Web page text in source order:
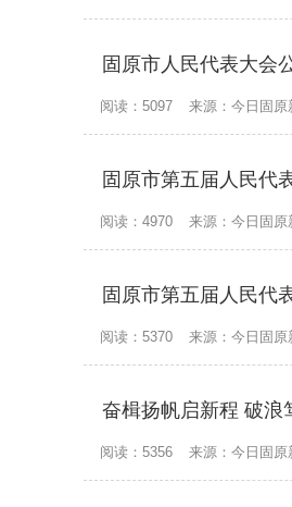
固原市人民代表大会
阅读：5097 来源：今日固原
固原市第五届人民代
阅读：4970 来源：今日固原
固原市第五届人民代
阅读：5370 来源：今日固原
奋楫扬帆启新程 破浪
阅读：5356 来源：今日固原